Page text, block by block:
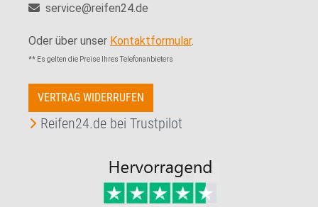
service@reifen24.de
Oder über unser Kontaktformular.
** Es gelten die Preise Ihres Telefonanbieters
VERTRAG WIDERRUFEN
Reifen24.de bei Trustpilot